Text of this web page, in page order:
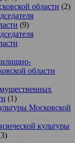
области (2)
(9)
области
(1)
Московской
культуры